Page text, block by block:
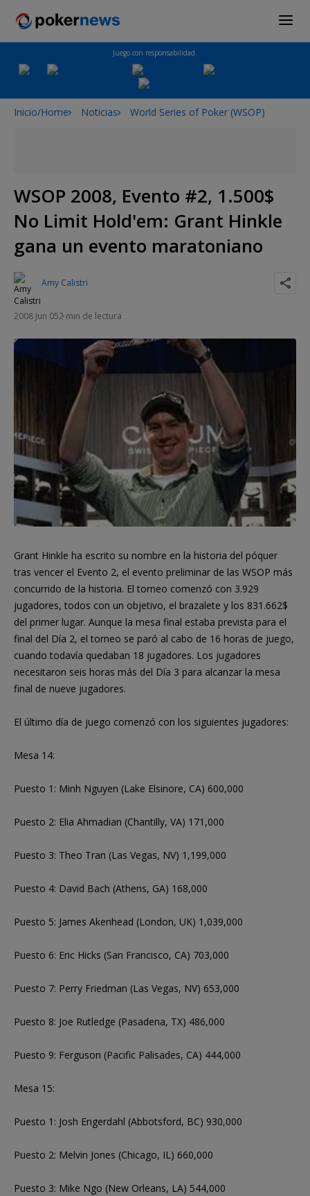
Juego con responsabilidad.
Inicio/Home Noticias World Series of Poker (WSOP)
WSOP 2008, Evento #2, 1.500$
No Limit Hold'em: Grant Hinkle
gana un evento maratoniano
Amy Calistri
2008 Jun 052 min de lectura
Grant Hinkle ha escrito su nombre en la historia del póquer
tras vencer el Evento 2, el evento preliminar de las WSOP más
concurrido de la historia. El torneo comenzó con 3.929
jugadores, todos con un objetivo, el brazalete y los 831.662$
del primer lugar. Aunque la mesa final estaba prevista para el
final del Día 2, el torneo se paró al cabo de 16 horas de juego,
cuando todavía quedaban 18 jugadores. Los jugadores
necesitaron seis horas más del Día 3 para alcanzar la mesa
final de nueve jugadores.
El último día de juego comenzó con los siguientes jugadores:
Mesa 14:
Puesto 1: Minh Nguyen (Lake Elsinore, CA) 600,000
Puesto 2: Elia Ahmadian (Chantilly, VA) 171,000
Puesto 3: Theo Tran (Las Vegas, NV) 1,199,000
Puesto 4: David Bach (Athens, GA) 168,000
Puesto 5: James Akenhead (London, UK) 1,039,000
Puesto 6: Eric Hicks (San Francisco, CA) 703,000
Puesto 7: Perry Friedman (Las Vegas, NV) 653,000
Puesto 8: Joe Rutledge (Pasadena, TX) 486,000
Puesto 9: Ferguson (Pacific Palisades, CA) 444,000
Mesa 15:
Puesto 1: Josh Engerdahl (Abbotsford, BC) 930,000
Puesto 2: Melvin Jones (Chicago, IL) 660,000
Puesto 3: Mike Ngo (New Orleans, LA) 544,000